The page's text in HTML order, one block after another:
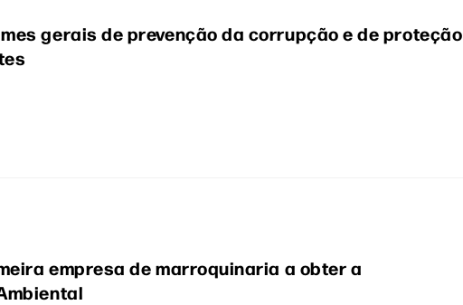
gerais de prevenção da corrupção e de proteção
empresa de marroquinaria a obter a